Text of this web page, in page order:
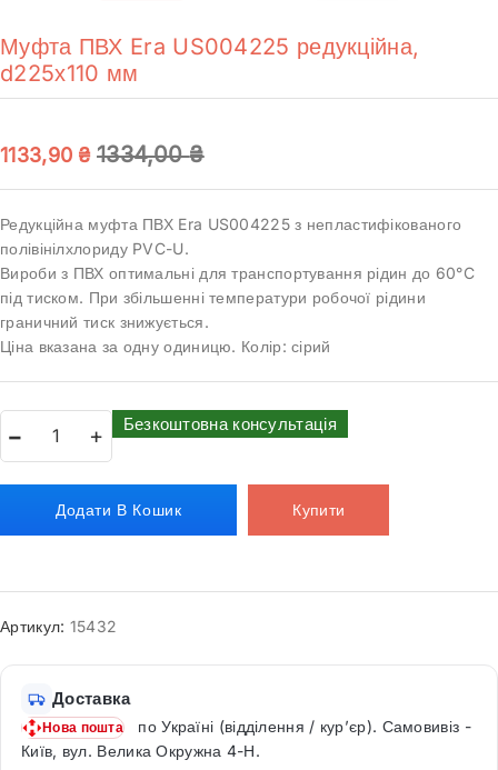
Муфта ПВХ Era US004225 редукційна,
d225х110 мм
1133,90 ₴ 1334,00₴
Редукційна муфта ПВХ Era US004225 з непластифікованого
полівінілхлориду PVC-U.
Вироби з ПВХ оптимальні для транспортування рідин до 60°C
під тиском. При збільшенні температури робочої рідини
граничний тиск знижується.
Ціна вказана за одну одиницю. Колір: сірий
Додати В Кошик Купити
Безкоштовна консультація
Артикул: 15432
Доставка
Нова пошта
по Україні (відділення / кур’єр). Самовивіз -
Київ, вул. Велика Окружна 4-Н.